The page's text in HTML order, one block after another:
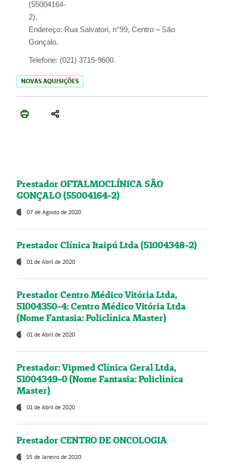
(55004164-
2).
Endereço: Rua Salvatori, n°99, Centro – São
Gonçalo.
Telefone: (021) 3715-9600.
NOVAS AQUISIÇÕES
Prestador OFTALMOCLÍNICA SÃO
GONÇALO (55004164-2)
07 de Agosto de 2020
Prestador Clínica Itaipú Ltda (51004348-2)
01 de Abril de 2020
Prestador Centro Médico Vitória Ltda,
51004350-4: Centro Médico Vitória Ltda
(Nome Fantasia: Policlínica Master)
01 de Abril de 2020
Prestador: Vipmed Clínica Geral Ltda,
51004349-0 (Nome Fantasia: Policlínica
Master)
01 de Abril de 2020
Prestador CENTRO DE ONCOLOGIA
15 de Janeiro de 2020